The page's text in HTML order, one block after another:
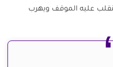
عليه الموقف ويهرب